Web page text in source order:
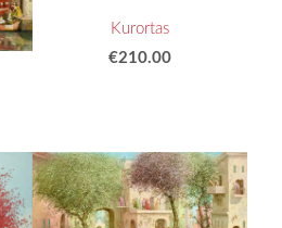
Kurortas
€210.00